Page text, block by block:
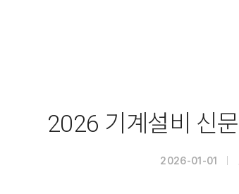
2026 기계설비 신
2026-01-01